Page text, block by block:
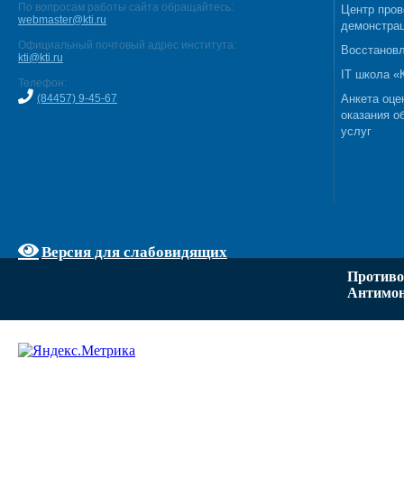
По вопросам работы сайта обращайтесь:
webmaster@kti.ru
Официальный почтовый адрес института:
kti@kti.ru
Телефон:
(84457) 9-45-67
Версия для слабовидящих
Центр
IT школа
Анкета
оказания
услуг